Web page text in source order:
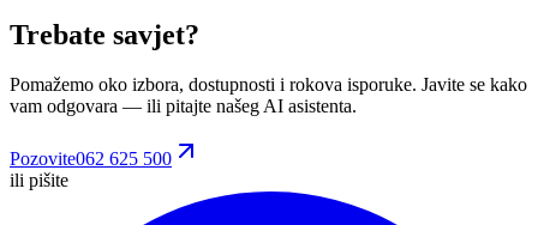
Trebate savjet?
Pomažemo oko izbora, dostupnosti i rokova isporuke. Javite se kako
vam odgovara — ili pitajte našeg AI asistenta.
Pozovite062 625 500
ili pišite